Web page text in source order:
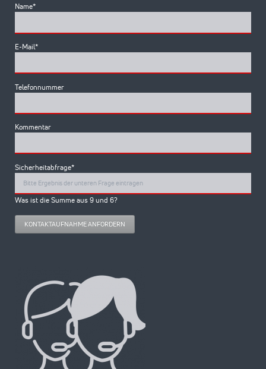
Pflichtfeld
Name*
Pflichtfeld
E-Mail*
Telefonnummer
Kommentar
Pflichtfeld
Sicherheitabfrage*
Was ist die Summe aus 9 und 6?
KONTAKTAUFNAHME ANFORDERN